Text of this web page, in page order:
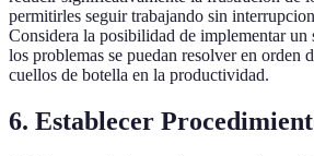
permitirles seguir trabajando sin
Considera la posibilidad de implementar un
los problemas se puedan resolver en orden
cuellos de botella en la productividad.
6. Establecer